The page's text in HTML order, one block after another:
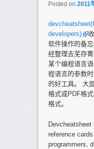
Posted on 2011
developers)
软件操作的备
经整理去芜存
某个编程语言
程语言的参数
的好工具。 大
格式或PDF格
格式。
reference
programmers,